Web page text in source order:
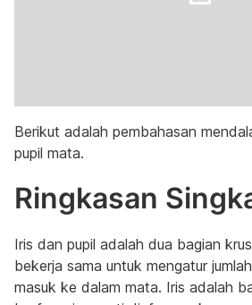
Berikut adalah pembahasan
pupil mata.
Ringkasan
Iris dan pupil adalah dua bagian
bekerja sama untuk mengatur
masuk ke dalam mata. Iris adalah